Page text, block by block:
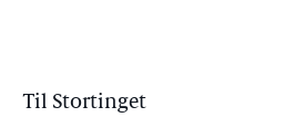
Til Stortinget